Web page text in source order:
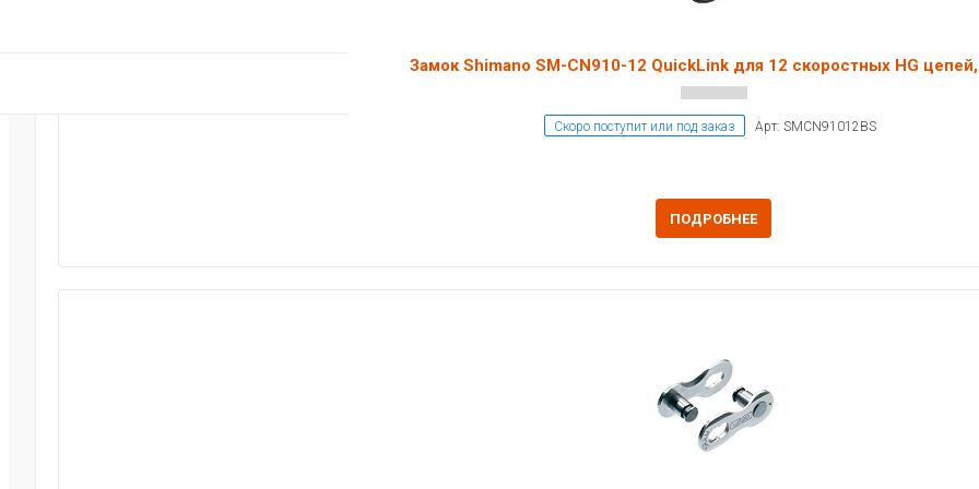
Замок Shimano SM-CN910-12 QuickLink для 12 скоростных HG
Скоро поступит или под заказ Арт: SMCN91012BS
ПОДРОБНЕЕ